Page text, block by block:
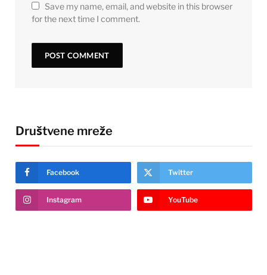
Save my name, email, and website in this browser
for the next time I comment.
Društvene mreže
Facebook Twitter
Instagram YouTube